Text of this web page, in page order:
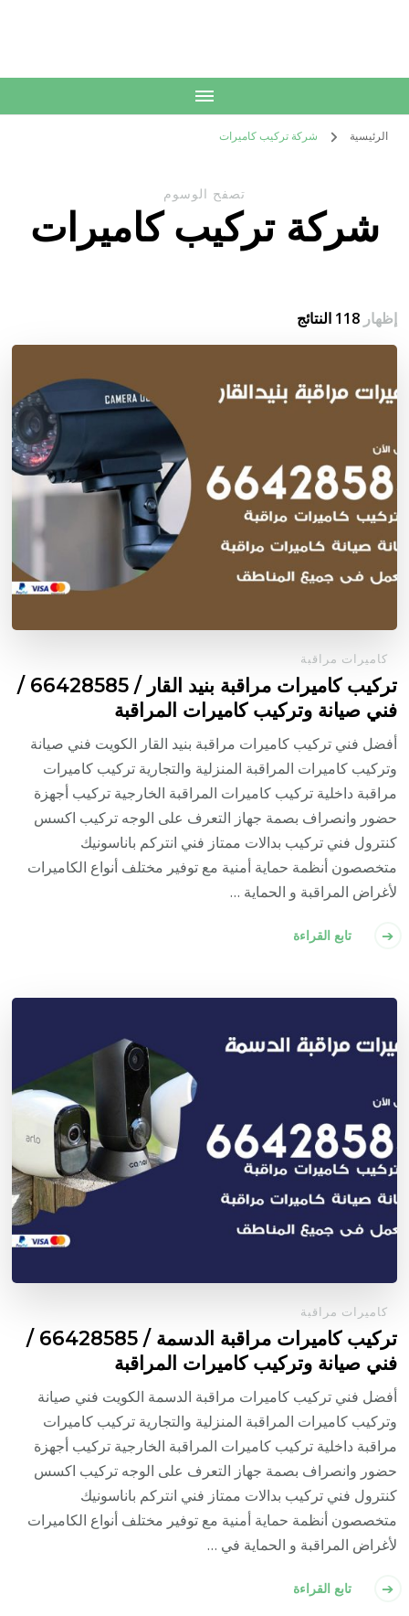
الرئيسية شركة تركيب كاميرات
تصفح الوسوم
شركة تركيب كاميرات
إظهار118 النتائج
كاميرات مراقبة
تركيب كاميرات مراقبة بنيد القار / 66428585 /
فني صيانة وتركيب كاميرات المراقبة
أفضل فني تركيب كاميرات مراقبة بنيد القار الكويت فني صيانة
وتركيب كاميرات المراقبة المنزلية والتجارية تركيب كاميرات
مراقبة داخلية تركيب كاميرات المراقبة الخارجية تركيب أجهزة
حضور وانصراف بصمة جهاز التعرف على الوجه تركيب اكسس
كنترول فني تركيب بدالات ممتاز فني انتركم باناسونيك
متخصصون أنظمة حماية أمنية مع توفير مختلف أنواع الكاميرات
لأغراض المراقبة و الحماية …
تابع القراءة
كاميرات مراقبة
تركيب كاميرات مراقبة الدسمة / 66428585 /
فني صيانة وتركيب كاميرات المراقبة
أفضل فني تركيب كاميرات مراقبة الدسمة الكويت فني صيانة
وتركيب كاميرات المراقبة المنزلية والتجارية تركيب كاميرات
مراقبة داخلية تركيب كاميرات المراقبة الخارجية تركيب أجهزة
حضور وانصراف بصمة جهاز التعرف على الوجه تركيب اكسس
كنترول فني تركيب بدالات ممتاز فني انتركم باناسونيك
متخصصون أنظمة حماية أمنية مع توفير مختلف أنواع الكاميرات
لأغراض المراقبة و الحماية في …
تابع القراءة